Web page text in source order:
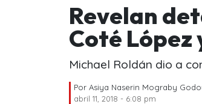
Revelan
Coté López
Michael Roldán dio a
Por Asiya Naserin Mograby
abril 11, 2018 - 6:08 pm